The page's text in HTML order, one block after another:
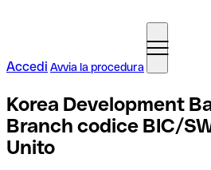
Accedi Avvia la procedura
Korea Development
Branch codice BIC/
Unito